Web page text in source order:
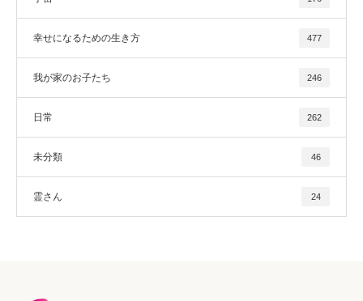
幸せになるための生き方 477
我が家のお子たち 246
日常 262
未分類 46
霊さん 24